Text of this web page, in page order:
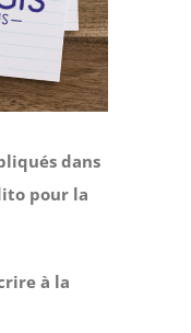
dans
pour la
à la